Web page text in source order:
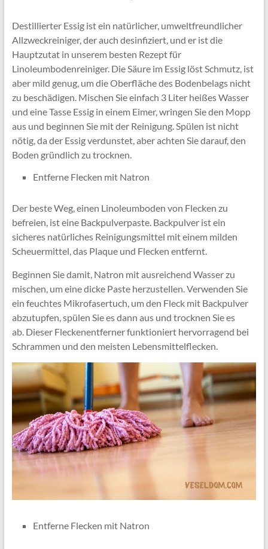
Destillierter Essig ist ein natürlicher, umweltfreundlicher
Allzweckreiniger, der auch desinfiziert, und er ist die
Hauptzutat in unserem besten Rezept für
Linoleumbodenreiniger. Die Säure im Essig löst Schmutz, ist
aber mild genug, um die Oberfläche des Bodenbelags nicht
zu beschädigen. Mischen Sie einfach 3 Liter heißes Wasser
und eine Tasse Essig in einem Eimer, wringen Sie den Mopp
aus und beginnen Sie mit der Reinigung. Spülen ist nicht
nötig, da der Essig verdunstet, aber achten Sie darauf, den
Boden gründlich zu trocknen.
Entferne Flecken mit Natron
Der beste Weg, einen Linoleumboden von Flecken zu
befreien, ist eine Backpulverpaste. Backpulver ist ein
sicheres natürliches Reinigungsmittel mit einem milden
Scheuermittel, das Plaque und Flecken entfernt.
Beginnen Sie damit, Natron mit ausreichend Wasser zu
mischen, um eine dicke Paste herzustellen. Verwenden Sie
ein feuchtes Mikrofasertuch, um den Fleck mit Backpulver
abzutupfen, spülen Sie es dann aus und trocknen Sie es
ab. Dieser Fleckenentferner funktioniert hervorragend bei
Schrammen und den meisten Lebensmittelflecken.
Entferne Flecken mit Natron